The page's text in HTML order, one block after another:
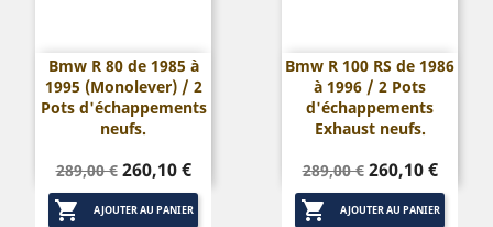
Bmw R 80 de 1985 à
1995 (Monolever) / 2
Pots d'échappements
neufs.
Prix
de
base
289,00 € Prix
260,10 €
 AJOUTER AU PANIER
Bmw R 100 RS de 1986
à 1996 / 2 Pots
d'échappements
Exhaust neufs.
Prix
de
base
289,00 € Prix
260,10 €
 AJOUTER AU PANIER